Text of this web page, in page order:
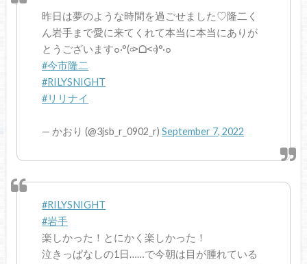
昨日は夢のような時間を過ごせました♡隆二く
ん岩手まで愛に来てくれて本当に本当にありが
とうございます๐·°(৹˃ᗝ˂৹)°·๐
#今市隆二
#RILYSNIGHT
#リリナイ
— かおり (@3jsb_r_0902_r)September 7, 2022
#RILYSNIGHT
#岩手
楽しかった！とにかく楽しかった！
泣きっぱなしの1日……で今朝は目が腫れている